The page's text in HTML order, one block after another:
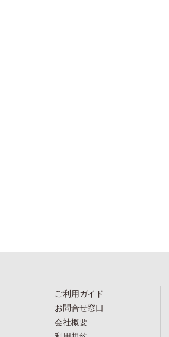
ご利用ガイド
お問合せ窓口
会社概要